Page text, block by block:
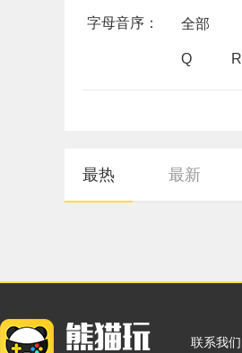
字母音序： 全部
Q R
最热 最新
联系我们